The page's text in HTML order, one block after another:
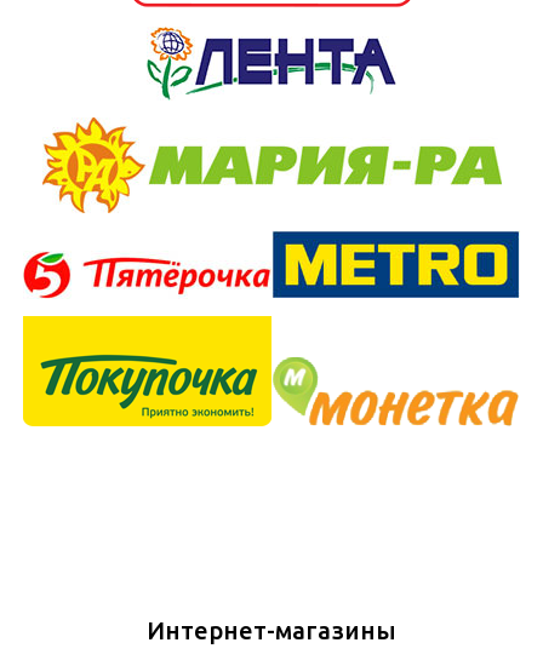
Интернет-магазины